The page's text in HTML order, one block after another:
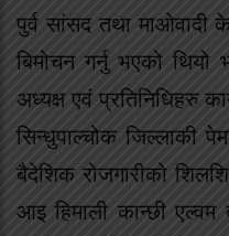
पुर्व सांसद तथा माओवादी
बिमोचन गर्नु भएको
अध्यक्ष एवं प्रतिनिधिहरु
सिन्धुपाल्चोक जिल्लाकी
बैदेशिक रोजगारीको
आइ हिमाली कान्छी